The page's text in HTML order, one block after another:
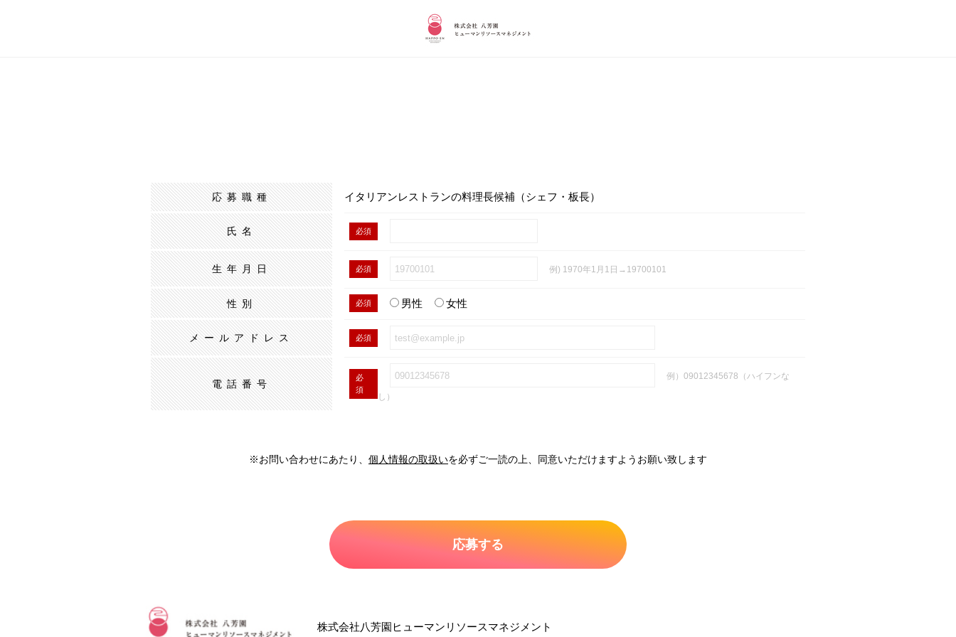
応募職種 イタリアンレストランの料理長候補（シェフ・板長）
氏名 必須
生年月日 必須 例) 1970年1月1日→19700101
性別 必須 男性 女性
メールアドレス 必須
電話番号
必
須
例）09012345678（ハイフンな
し）
※お問い合わせにあたり、 個人情報の取扱いを必ずご一読の上、同意いただけますようお願い致します
株式会社八芳園ヒューマンリソースマネジメント